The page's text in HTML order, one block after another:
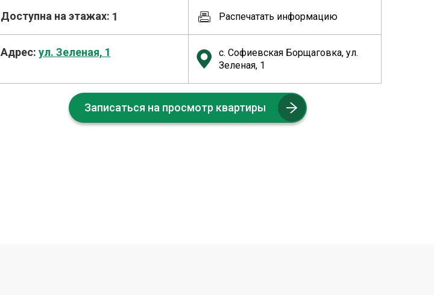
Доступна на этажах: 1
Адрес: ул. Зеленая, 1
Распечатать информацию
с. Софиевская Борщаговка, ул.
Зеленая, 1
Записаться на просмотр квартиры